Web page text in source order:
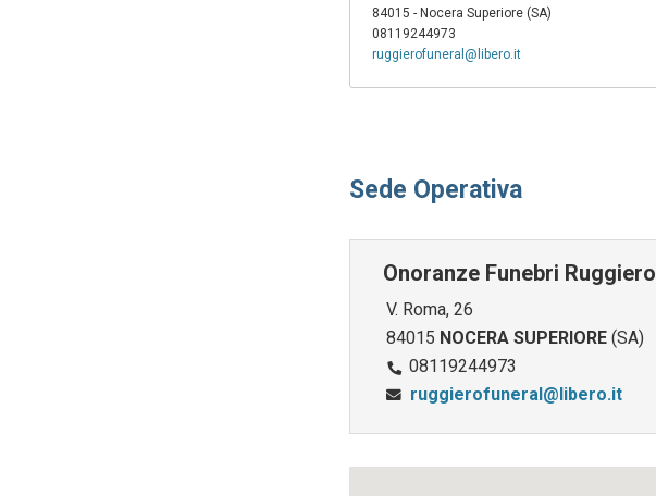
84015 - Nocera Superiore (SA)
08119244973
ruggierofuneral@libero.it
Sede Operativa
Onoranze Funebri Ruggiero
V. Roma, 26
84015 NOCERA SUPERIORE (SA)
08119244973
ruggierofuneral@libero.it